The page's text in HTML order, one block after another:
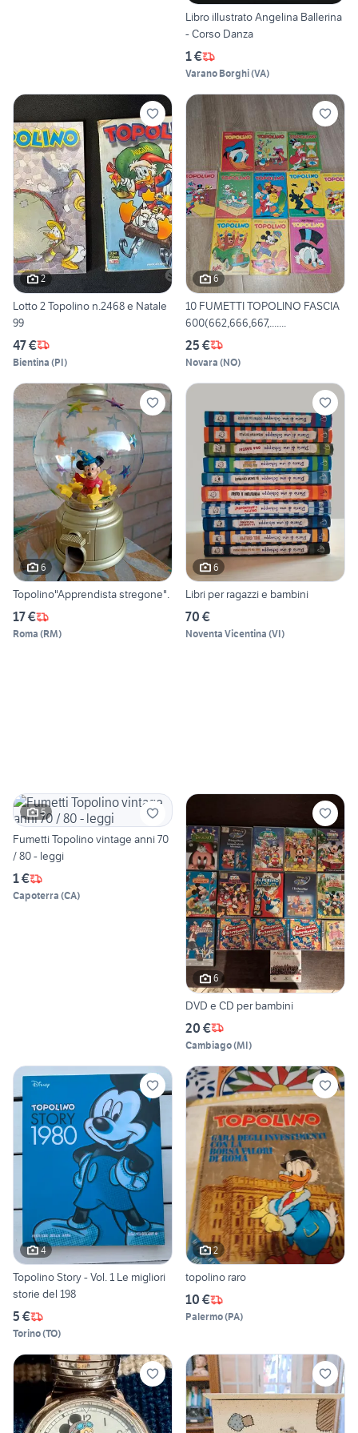
Libro illustrato Angelina Ballerina
- Corso Danza
1 €
Varano Borghi(VA)
2
Lotto 2 Topolino n.2468 e Natale
99
47 €
Bientina (PI)
6
10 FUMETTI TOPOLINO FASCIA
600(662,666,667,.......
25 €
Novara (NO)
6
Topolino"Apprendista stregone".
17 €
Roma (RM)
6
Libri per ragazzi e bambini
70 €
Noventa Vicentina (VI)
5
Fumetti Topolino vintage anni 70
/ 80 - leggi
1 €
Capoterra (CA)
6
DVD e CD per bambini
20 €
Cambiago(MI)
4
Topolino Story - Vol. 1 Le migliori
storie del 198
5 €
Torino(TO)
2
topolino raro
10 €
Palermo(PA)